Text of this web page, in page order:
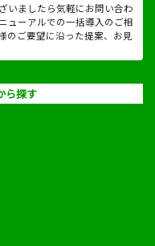
いましたら気軽にお問い合わ
ューアルでの一括導入のご相
のご要望に沿った提案、お見
ら探す